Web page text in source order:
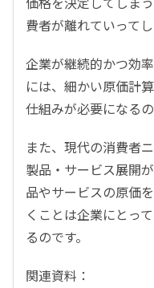
費者が離れていってし
企業が継続的かつ効
には、細かい原価計
仕組みが必要になるの
また、現代の消費者
製品・サービス展開
品やサービスの原価
くことは企業にとっ
るのです。
関連資料：